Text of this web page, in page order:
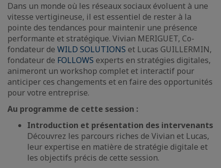
Dans un monde où les réseaux sociaux évoluent à une
vitesse vertigineuse, il est essentiel de rester à la
pointe des tendances pour maintenir une présence
performante et stratégique. Vivian MERIGUET, Co-
fondateur de WILD SOLUTIONS et Lucas GUILLERMIN,
fondateur de FOLLOWS experts en stratégies digitales,
animeront un workshop complet et interactif pour
anticiper ces changements et en faire des opportunités
pour votre entreprise.
Au programme de cette session :
Introduction et présentation des intervenants
Découvrez les parcours riches de Vivian et Lucas,
leur expertise en matière de stratégie digitale et
les objectifs précis de cette session.